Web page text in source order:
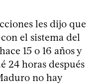
les dijo que
el sistema del
15 o 16 años y
24 horas después
no hay